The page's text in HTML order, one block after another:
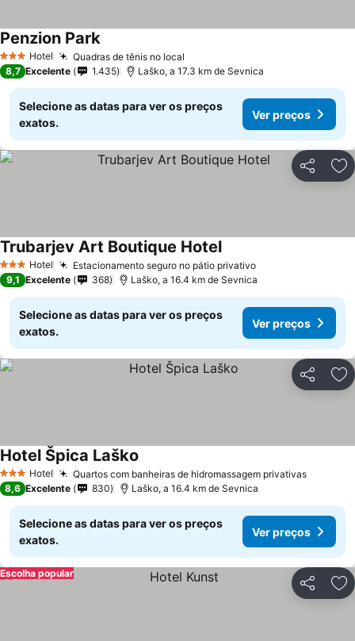
3 EstrelasHotel Quadras de tênis no local
Penzion Park
8,7 Excelente 1.435 Laško, a 17.3 km de Sevnica
Selecione as datas para ver os preços
exatos.
Ver preços
Partilhar
3 EstrelasHotel Estacionamento seguro no pátio privativo
Trubarjev Art Boutique Hotel
9,1 Excelente 368 Laško, a 16.4 km de Sevnica
Selecione as datas para ver os preços
exatos.
Ver preços
Partilhar
3 EstrelasHotel Quartos com banheiras de hidromassagem privativas
Hotel Špica Laško
8,6 Excelente 830 Laško, a 16.4 km de Sevnica
Selecione as datas para ver os preços
exatos.
Ver preços
Partilhar
Escolha popular